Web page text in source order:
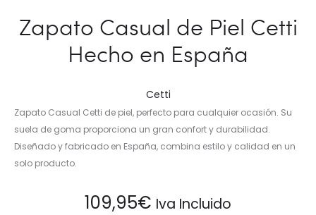
Zapato Casual de Piel Cetti
Hecho en España
Cetti
Zapato Casual Cetti de piel, perfecto para cualquier ocasión. Su
suela de goma proporciona un gran confort y durabilidad.
Diseñado y fabricado en España, combina estilo y calidad en un
solo producto.
109,95€ Iva Incluido